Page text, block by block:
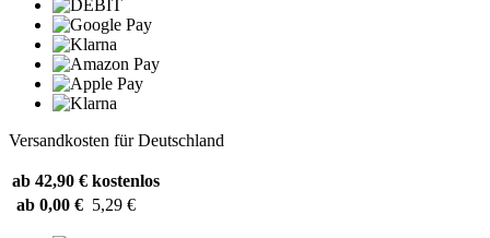
Versandkosten für Deutschland
ab 42,90 € kostenlos
ab 0,00 € 5,29 €